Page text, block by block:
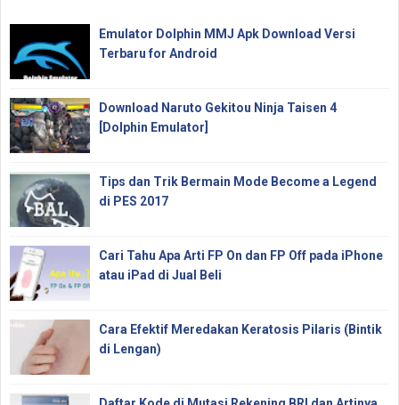
Emulator Dolphin MMJ Apk Download Versi
Terbaru for Android
Download Naruto Gekitou Ninja Taisen 4
[Dolphin Emulator]
Tips dan Trik Bermain Mode Become a Legend
di PES 2017
Cari Tahu Apa Arti FP On dan FP Off pada iPhone
atau iPad di Jual Beli
Cara Efektif Meredakan Keratosis Pilaris (Bintik
di Lengan)